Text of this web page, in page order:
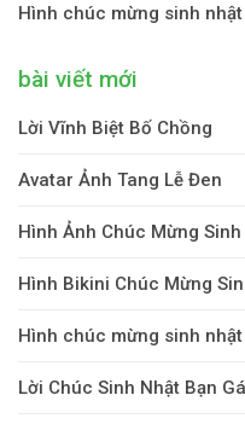
Hình chúc mừng sinh
bài viết mới
Lời Vĩnh Biệt Bố Chồng
Avatar Ảnh Tang Lễ Đen
Hình Ảnh Chúc Mừng Sinh
Hình Bikini Chúc Mừng
Hình chúc mừng sinh
Lời Chúc Sinh Nhật Bạn